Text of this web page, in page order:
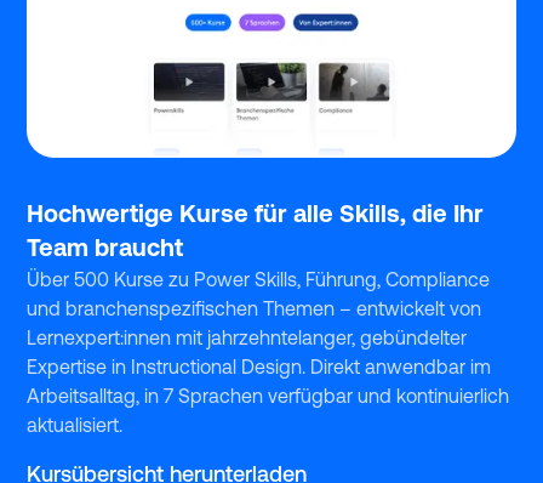
Hochwertige Kurse für alle Skills, die Ihr
Team braucht
Über 500 Kurse zu Power Skills, Führung, Compliance
und branchenspezifischen Themen – entwickelt von
Lernexpert:innen mit jahrzehntelanger, gebündelter
Expertise in Instructional Design. Direkt anwendbar im
Arbeitsalltag, in 7 Sprachen verfügbar und kontinuierlich
aktualisiert.
Kursübersicht herunterladen